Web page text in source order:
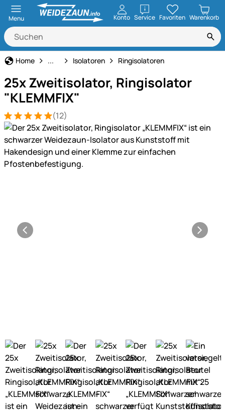
Menu Konto ServiceöffnenFavoriten Warenkorb
Home Weidezaun
... Isolatoren Ringisolatoren
25x Zweitisolator, Ringisolator
"KLEMMFIX"
Bewertung: 5 von 5 (12 Bewertungen)
12 Bewertungen
(12)
Produktgalerie